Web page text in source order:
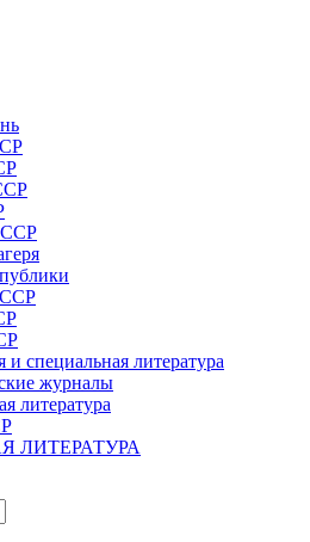
и специальная литература
журналы
литература
ЛИТЕРАТУРА